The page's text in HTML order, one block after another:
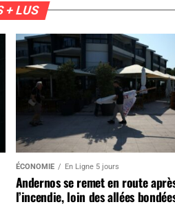
+ LUS
ÉCONOMIE En Ligne 5 jours
Andernos se remet en route
l’incendie, loin des allées